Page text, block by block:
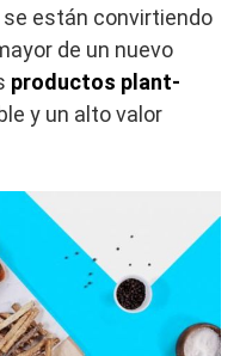
están convirtiendo
de un nuevo
productos plant-
y un alto valor